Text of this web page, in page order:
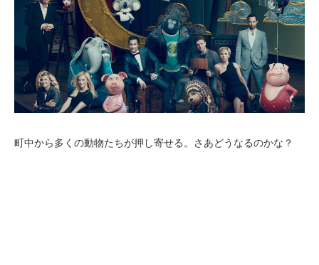
町中から多くの動物たちが押し寄せる。さあどうなるのかな？